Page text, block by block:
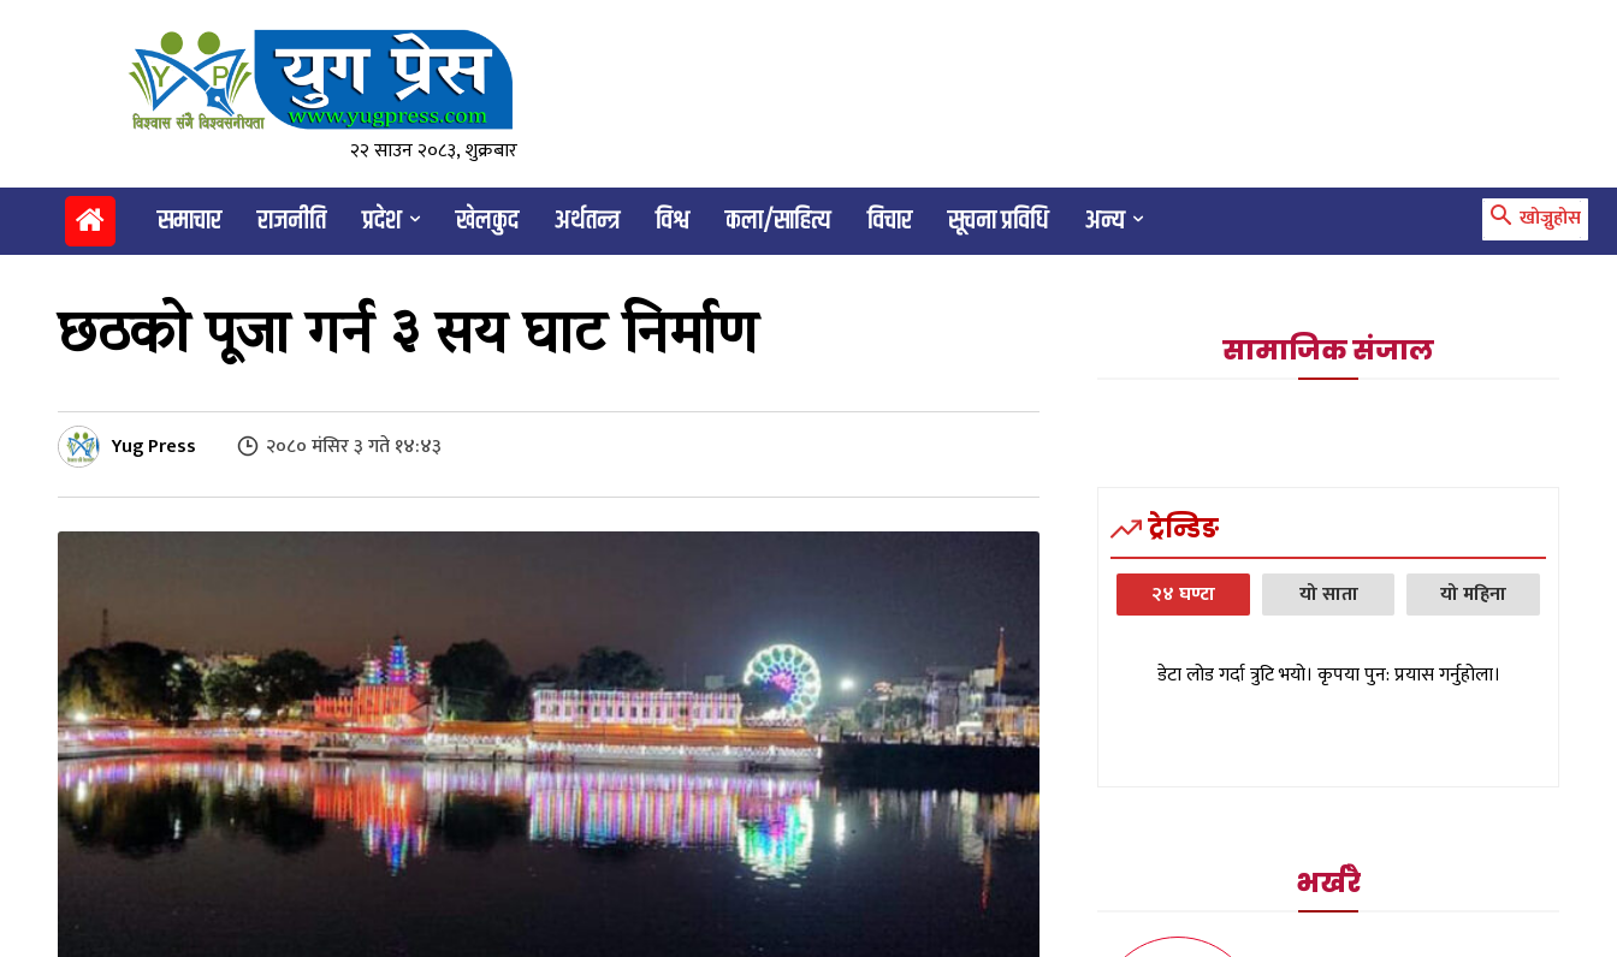
२२ साउन २०८३, शुक्रबार
समाचार राजनीति प्रदेश खेलकुद अर्थतन्त्र विश्व कला/साहित्य विचार सूचना प्रविधि अन्य खोज्नुहोस
छठको पूजा गर्न ३ सय घाट निर्माण
Yug Press २०८० मंसिर ३ गते १४:४३
सामाजिक संजाल
ट्रेन्डिङ
२४ घण्टा यो साता यो महिना
डेटा लोड गर्दा त्रुटि भयो। कृपया पुन: प्रयास गर्नुहोला।
भर्खरै